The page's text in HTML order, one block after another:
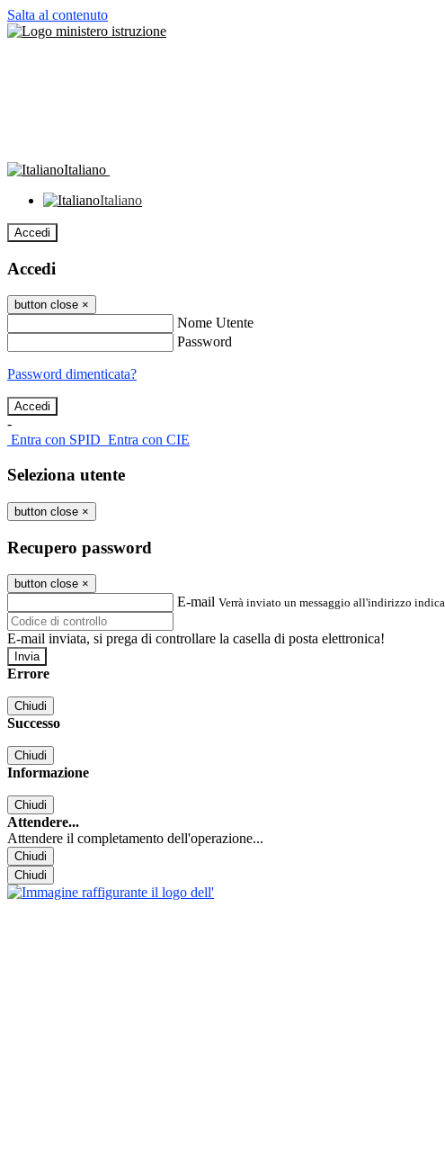
Salta al contenuto
Italiano
Italiano
Accedi
Accedi
button close ×
Nome Utente
Password
Password dimenticata?
-
Entra con SPID Entra con CIE
Seleziona utente
button close ×
Recupero password
button close ×
E-mail Verrà inviato un messaggio all'indirizzo
E-mail inviata, si prega di controllare la casella di posta elettronica!
Errore
Chiudi
Successo
Chiudi
Informazione
Chiudi
Attendere...
Attendere il completamento dell'operazione...
Chiudi
Chiudi